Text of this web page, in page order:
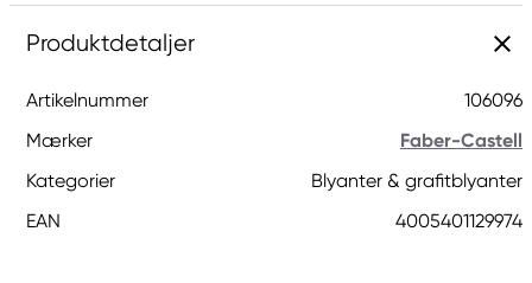
Produktdetaljer
Artikelnummer
106096
Mærker
Faber-Castell
Kategorier
Blyanter & grafitblyanter
EAN
4005401129974